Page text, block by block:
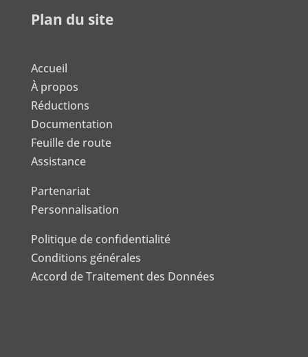
Plan du site
Accueil
À propos
Réductions
Documentation
Feuille de route
Assistance
Partenariat
Personnalisation
Politique de confidentialité
Conditions générales
Accord de Traitement des Données